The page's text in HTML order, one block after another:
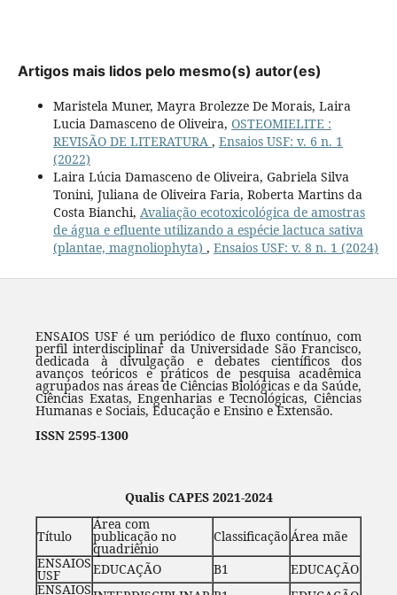
Artigos mais lidos pelo mesmo(s) autor(es)
Maristela Muner, Mayra Brolezze De Morais, Laira
Lucia Damasceno de Oliveira, OSTEOMIELITE :
REVISÃO DE LITERATURA , Ensaios USF: v. 6 n. 1
(2022)
Laira Lúcia Damasceno de Oliveira, Gabriela Silva
Tonini, Juliana de Oliveira Faria, Roberta Martins da
Costa Bianchi, Avaliação ecotoxicológica de amostras
de água e efluente utilizando a espécie lactuca sativa
(plantae, magnoliophyta) , Ensaios USF: v. 8 n. 1 (2024)
ENSAIOS USF é um periódico de fluxo contínuo, com
perfil interdisciplinar da Universidade São Francisco,
dedicada à divulgação e debates científicos dos
avanços teóricos e práticos de pesquisa acadêmica
agrupados nas áreas de Ciências Biológicas e da Saúde,
Ciências Exatas, Engenharias e Tecnológicas, Ciências
Humanas e Sociais, Educação e Ensino e Extensão.
ISSN 2595-1300
Qualis CAPES 2021-2024
Título
Área com
publicação no
quadriênio
ClassificaçãoÁrea mãe
ENSAIOS
USF EDUCAÇÃO B1
EDUCAÇÃO
ENSAIOS